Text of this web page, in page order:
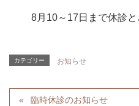
8月10～17日まで休診と
カテゴリー お知らせ
臨時休診のお知らせ